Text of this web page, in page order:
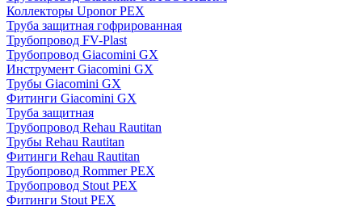
Коллекторы Uponor PEX
Труба защитная гофрированная
Трубопровод FV-Plast
Трубопровод Giacomini GX
Инструмент Giacomini GX
Трубы Giacomini GX
Фитинги Giacomini GX
Труба защитная
Трубопровод Rehau Rautitan
Трубы Rehau Rautitan
Фитинги Rehau Rautitan
Трубопровод Rommer PEX
Трубопровод Stout PEX
Фитинги Stout PEX